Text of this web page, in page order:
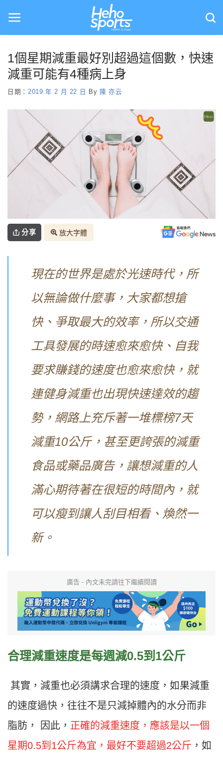
content
1個星期減重最好別超過這個數，快速
減重可能有4種病上身
日期： 2019 年 2 月 22 日 By 陳 亦云
分享 放大字體
現在的世界是處於光速時代，所
以無論做什麼事，大家都想搶
快、爭取最大的效率，所以交通
工具發展的時速愈來愈快、自我
要求賺錢的速度也愈來愈快，就
連健身減重也出現快速達效的趨
勢，網路上充斥著一堆標榜7天
減重10公斤，甚至更誇張的減重
食品或藥品廣告，讓想減重的人
滿心期待著在很短的時間內，就
可以瘦到讓人刮目相看、煥然一
新。
廣告 - 內文未完請往下繼續閱讀
合理減重速度是每週減0.5到1公斤
其實，減重也必須講求合理的速度，如果減重
的速度過快，往往不是只減掉體內的水分而非
脂肪， 因此， 正確的減重速度，應該是以一個
星期0.5到1公斤為宜，最好不要超過2公斤 ，如